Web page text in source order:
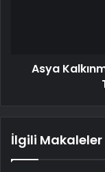
Asya
İlgili Makaleler